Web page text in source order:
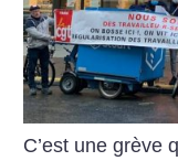
C’est une grève